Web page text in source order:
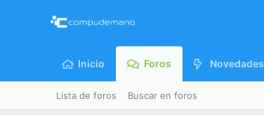
Inicio Foros Novedades
Lista de foros Buscar en foros